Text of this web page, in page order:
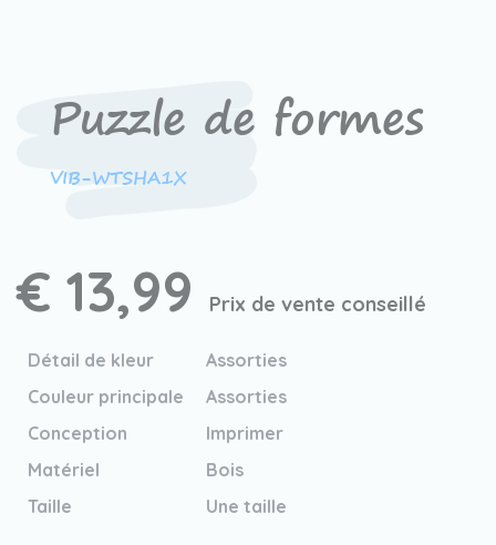
Puzzle de formes
VIB-WTSHA1X
€ 13,99 Prix de vente conseillé
Détail de kleur
Assorties
Couleur principale
Assorties
Conception
Imprimer
Matériel
Bois
Taille
Une taille